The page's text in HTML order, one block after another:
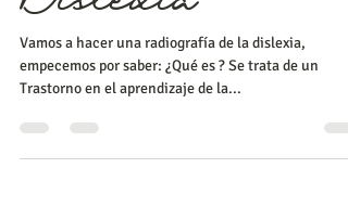
5 may 2021
1 min de lectura
Dislexia
Vamos a hacer una radiografía de la dislexia,
Trastorno en el aprendizaje de la...